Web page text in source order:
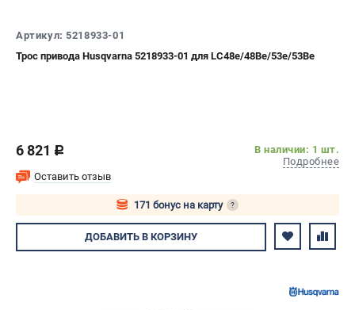
Артикул: 5218933-01
Трос привода Husqvarna 5218933-01 для LC48e/48Be/53e/53Be
6 821 c
В наличии: 1 шт.
Подробнее
Оставить отзыв
171 бонус на карту ?
Авторизуйтесь
ДОБАВИТЬ В КОРЗИНУ